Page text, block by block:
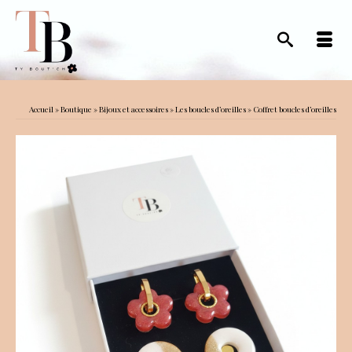
Accueil»Boutique »Bijoux et accessoires»Les boucles d’oreilles» Coffret boucles d’oreilles